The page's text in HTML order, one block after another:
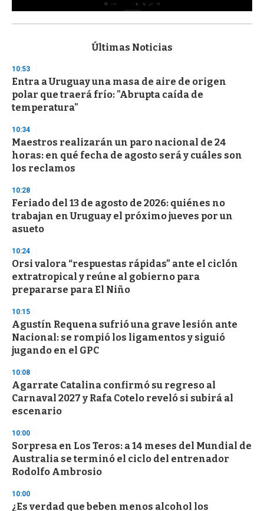
s
d
s
o
f
3
s
e
c
o
n
Últimas Noticias
10:53
Entra a Uruguay una masa de aire de origen
polar que traerá frío: "Abrupta caída de
temperatura"
10:34
Maestros realizarán un paro nacional de 24
horas: en qué fecha de agosto será y cuáles son
los reclamos
10:28
Feriado del 13 de agosto de 2026: quiénes no
trabajan en Uruguay el próximo jueves por un
asueto
10:24
Orsi valora “respuestas rápidas” ante el ciclón
extratropical y reúne al gobierno para
prepararse para El Niño
10:15
Agustín Requena sufrió una grave lesión ante
Nacional: se rompió los ligamentos y siguió
jugando en el GPC
10:08
Agarrate Catalina confirmó su regreso al
Carnaval 2027 y Rafa Cotelo reveló si subirá al
escenario
10:00
Sorpresa en Los Teros: a 14 meses del Mundial de
Australia se terminó el ciclo del entrenador
Rodolfo Ambrosio
10:00
¿Es verdad que beben menos alcohol los